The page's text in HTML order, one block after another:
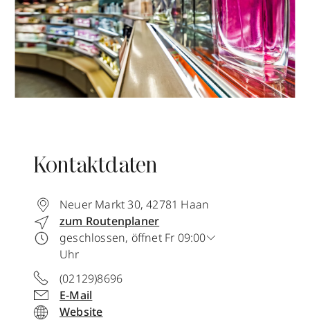
Kontaktdaten
Neuer Markt 30,42781 Haan
zum Routenplaner
geschlossen, öffnet Fr 09:00
Uhr
(02129)8696
E-Mail
Website